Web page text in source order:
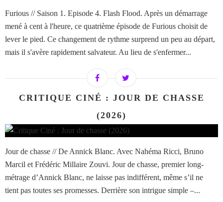
Furious // Saison 1. Episode 4. Flash Flood. Après un démarrage
mené à cent à l'heure, ce quatrième épisode de Furious choisit de
lever le pied. Ce changement de rythme surprend un peu au départ,
mais il s'avère rapidement salvateur. Au lieu de s'enfermer...
CRITIQUE CINÉ : JOUR DE CHASSE
(2026)
Jour de chasse // De Annick Blanc. Avec Nahéma Ricci, Bruno
Marcil et Frédéric Millaire Zouvi. Jour de chasse, premier long-
métrage d’Annick Blanc, ne laisse pas indifférent, même s’il ne
tient pas toutes ses promesses. Derrière son intrigue simple –...